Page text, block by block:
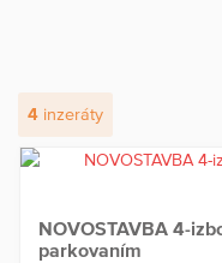
4 inzeráty
NOVOSTAVBA 4-
parkovaním